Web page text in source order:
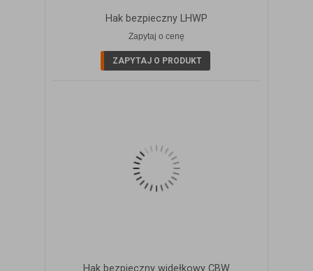
Hak bezpieczny LHWP
Zapytaj o cenę
ZAPYTAJ O PRODUKT
ZOBACZ SZCZEGÓŁY
Hak bezpieczny widełkowy CBW